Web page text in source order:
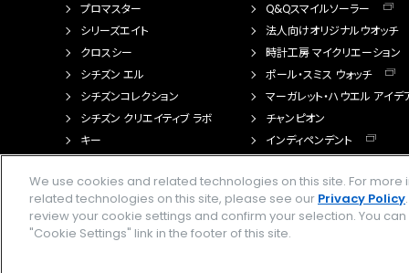
プロマスター
シリーズエイト
クロスシー
シチズン エル
シチズンコレクション
シチズン クリエイティブ ラボ
キー
Q&Qスマイルソーラー
法人向けオリジナルウオッチ
時計工房 マイクリエーション
ポール・スミス ウォッチ
マーガレット・ハウエル アイデ
チャンピオン
インディペンデント
We use cookies and related technologies on this site. For
related technologies on this site, please see our Privacy Policy
review your cookie settings and confirm your selection. You
"Cookie Settings" link in the footer of this site.